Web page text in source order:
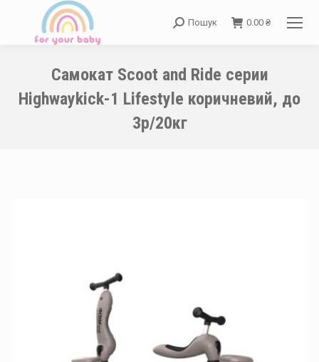
Search:
Пошук 0.00 ₴
Самокат Scoot and Ride серии
Highwaykick-1 Lifestyle коричневий, до
3р/20кг